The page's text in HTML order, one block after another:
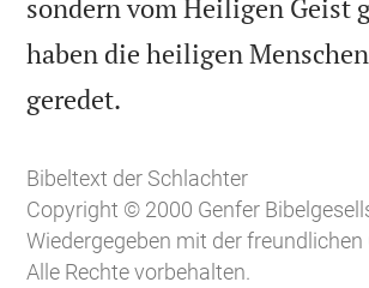
sondern vom Heiligen Geist
haben die heiligen
geredet.
Bibeltext der Schlachter
Copyright © 2000 Genfer
Wiedergegeben mit der freundlichen
Alle Rechte vorbehalten.